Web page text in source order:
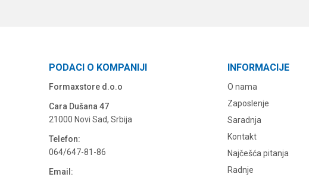
PODACI O KOMPANIJI
Formaxstore d.o.o
Cara Dušana 47
21000 Novi Sad, Srbija
Telefon:
064/647-81-86
Email:
INFORMACIJE
O nama
Zaposlenje
Saradnja
Kontakt
Najčešća pitanja
Radnje